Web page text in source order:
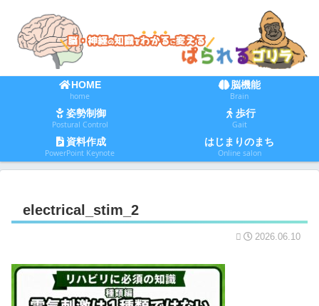
HOME
home
脳機能
Brain
姿勢制御
Postural Control
歩行
Gait
資料作成
PowerPoint Keynote
はじまりのまち
Online salon
electrical_stim_2
2026.06.10